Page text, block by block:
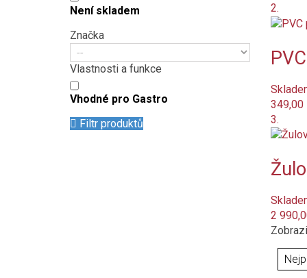
Není skladem
Značka
Vlastnosti a funkce
Vhodné pro Gastro
Filtr produktů
2.
349,00
3.
2